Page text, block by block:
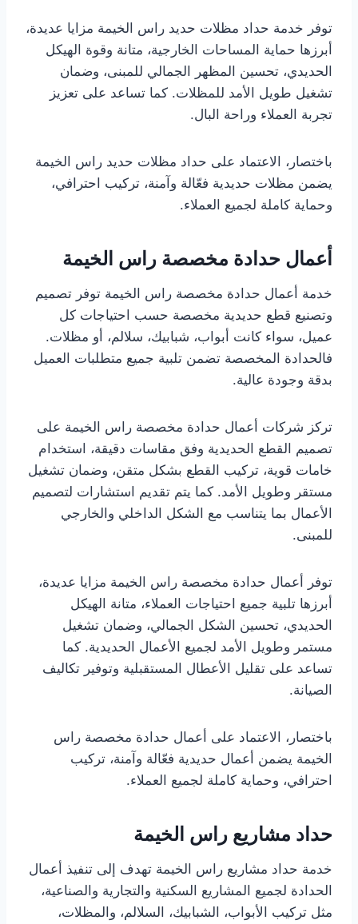
توفر خدمة حداد مظلات حديد راس الخيمة مزايا عديدة،
أبرزها حماية المساحات الخارجية، متانة وقوة الهيكل
الحديدي، تحسين المظهر الجمالي للمبنى، وضمان
تشغيل طويل الأمد للمظلات. كما تساعد على تعزيز
تجربة العملاء وراحة البال.
باختصار، الاعتماد على حداد مظلات حديد راس الخيمة
يضمن مظلات حديدية فعّالة وآمنة، تركيب احترافي،
وحماية كاملة لجميع العملاء.
أعمال حدادة مخصصة راس الخيمة
خدمة أعمال حدادة مخصصة راس الخيمة توفر تصميم
وتصنيع قطع حديدية مخصصة حسب احتياجات كل
عميل، سواء كانت أبواب، شبابيك، سلالم، أو مظلات.
فالحدادة المخصصة تضمن تلبية جميع متطلبات العميل
بدقة وجودة عالية.
تركز شركات أعمال حدادة مخصصة راس الخيمة على
تصميم القطع الحديدية وفق مقاسات دقيقة، استخدام
خامات قوية، تركيب القطع بشكل متقن، وضمان تشغيل
مستقر وطويل الأمد. كما يتم تقديم استشارات لتصميم
الأعمال بما يتناسب مع الشكل الداخلي والخارجي
للمبنى.
توفر أعمال حدادة مخصصة راس الخيمة مزايا عديدة،
أبرزها تلبية جميع احتياجات العملاء، متانة الهيكل
الحديدي، تحسين الشكل الجمالي، وضمان تشغيل
مستمر وطويل الأمد لجميع الأعمال الحديدية. كما
تساعد على تقليل الأعطال المستقبلية وتوفير تكاليف
الصيانة.
باختصار، الاعتماد على أعمال حدادة مخصصة راس
الخيمة يضمن أعمال حديدية فعّالة وآمنة، تركيب
احترافي، وحماية كاملة لجميع العملاء.
حداد مشاريع راس الخيمة
خدمة حداد مشاريع راس الخيمة تهدف إلى تنفيذ أعمال
الحدادة لجميع المشاريع السكنية والتجارية والصناعية،
مثل تركيب الأبواب، الشبابيك، السلالم، والمظلات،